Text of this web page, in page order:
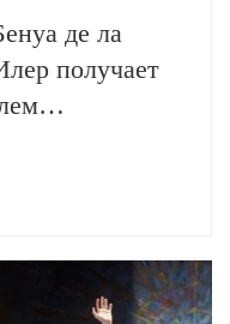
де ла
получает
итогам
де ла Данс».